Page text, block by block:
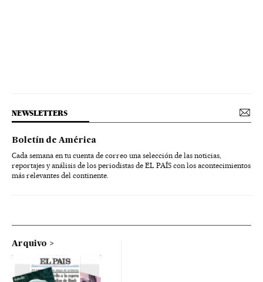
NEWSLETTERS
Boletín de América
Cada semana en tu cuenta de correo una selección de las noticias,
reportajes y análisis de los periodistas de EL PAÍS con los acontecimientos
más relevantes del continente.
Arquivo